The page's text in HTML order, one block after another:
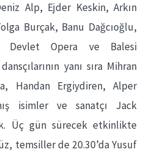
Alp, Ejder Keskin, Arkın
Burçak, Banu Dağcıoğlu,
Devlet Opera ve Balesi
yanı sıra Mihran
Handan Ergiydiren, Alper
isimler ve sanatçı Jack
Üç gün sürecek etkinlikte
temsiller de 20.30’da Yusuf